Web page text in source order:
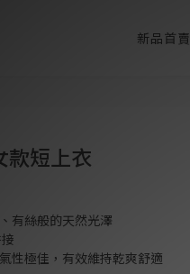
新品首賣
款短上衣
有絲般的天然光澤
性極佳，有效維持乾爽舒適